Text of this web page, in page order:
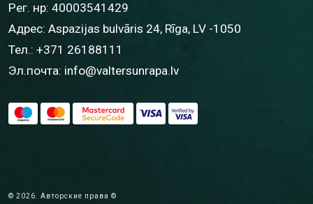
Рег. нр: 40003541429
Адрес: Aspazijas bulvāris 24, Rīga, LV -1050
Тел.: +371 26188111
Эл.почта: info@valtersunrapa.lv
© 2026. Авторские права ©